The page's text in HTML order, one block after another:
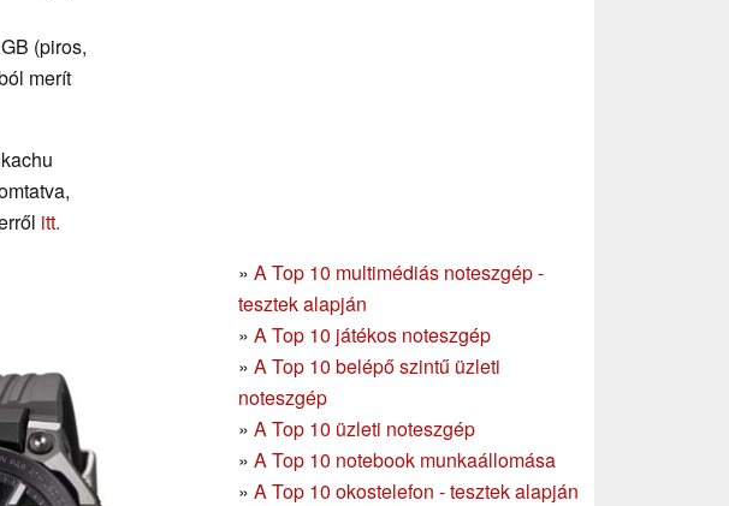
(piros,
merít
itt.
» A Top 10 multimédiás noteszgép -
tesztek alapján
» A Top 10 játékos noteszgép
» A Top 10 belépő szintű üzleti
noteszgép
» A Top 10 üzleti noteszgép
» A Top 10 notebook munkaállomása
» A Top 10 okostelefon - tesztek alapján